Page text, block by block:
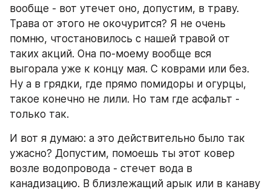
вообще - вот утечет оно, допустим, в траву.
Трава от этого не окочурится? Я не очень
помню, чтостановилось с нашей травой от
таких акций. Она по-моему вообще вся
выгорала уже к концу мая. С коврами или без.
Ну а в грядки, где прямо помидоры и огурцы,
такое конечно не лили. Но там где асфальт -
только так.
И вот я думаю: а это действительно было так
ужасно? Допустим, помоешь ты этот ковер
возле водопровода - стечет вода в
канадизацию. В близлежащий арык или в канаву